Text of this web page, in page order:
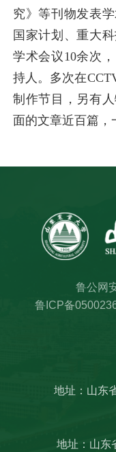
究》等刊物发表
国家计划、重大
学术会议10余次
持人。多次在
制作节目，另有
面的文章近百篇，
鲁公网
鲁ICP备
地址：山东
地址：山东